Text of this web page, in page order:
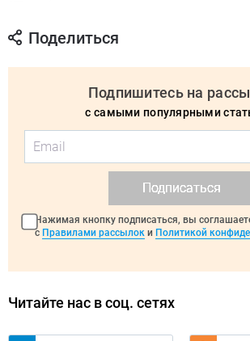
Поделиться
Подпишитесь на
с самыми популярными
Подписаться
Нажимая кнопку подписаться, вы
с Правилами рассылок и Политикой
Читайте нас в соц. сетях